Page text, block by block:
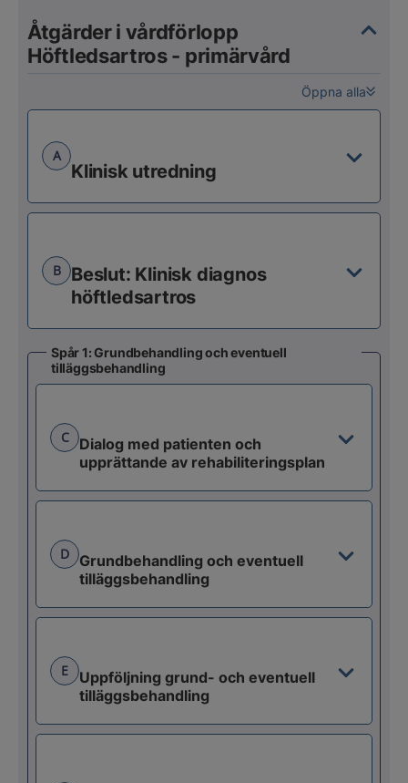
Åtgärder i vårdförlopp
Höftledsartros - primärvård
Öppna alla
A
Klinisk utredning
B
Beslut: Klinisk diagnos
höftledsartros
Spår 1: Grundbehandling och eventuell
tilläggsbehandling
C
Dialog med patienten och
upprättande av rehabiliteringsplan
D
Grundbehandling och eventuell
tilläggsbehandling
E
Uppföljning grund- och eventuell
tilläggsbehandling